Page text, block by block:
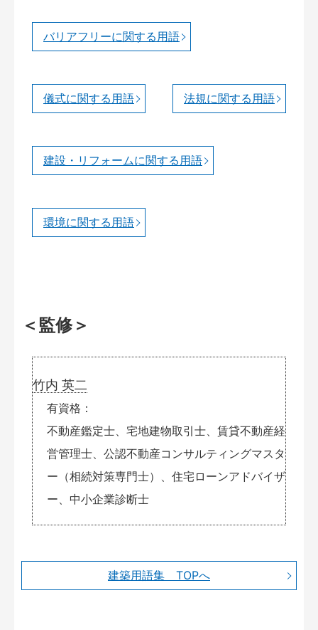
バリアフリーに関する用語
儀式に関する用語 法規に関する用語
建設・リフォームに関する用語
環境に関する用語
＜監修＞
竹内 英二
有資格
不動産鑑定士、宅地建物取引士、賃貸不動産経
営管理士、公認不動産コンサルティングマスタ
ー（相続対策専門士）、住宅ローンアドバイザ
ー、中小企業診断士
建築用語集 TOPへ